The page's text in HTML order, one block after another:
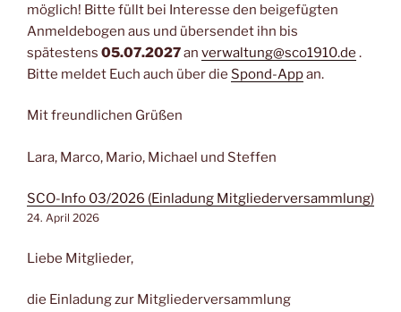
möglich! Bitte füllt bei Interesse den beigefügten
Anmeldebogen aus und übersendet ihn bis
spätestens 05.07.2027an verwaltung@sco1910.de .
Bitte meldet Euch auch über die Spond-Appan.
Mit freundlichen Grüßen
Lara, Marco, Mario, Michael und Steffen
SCO-Info 03/2026 (Einladung Mitgliederversammlung)
24. April 2026
Liebe Mitglieder,
die Einladung zur Mitgliederversammlung